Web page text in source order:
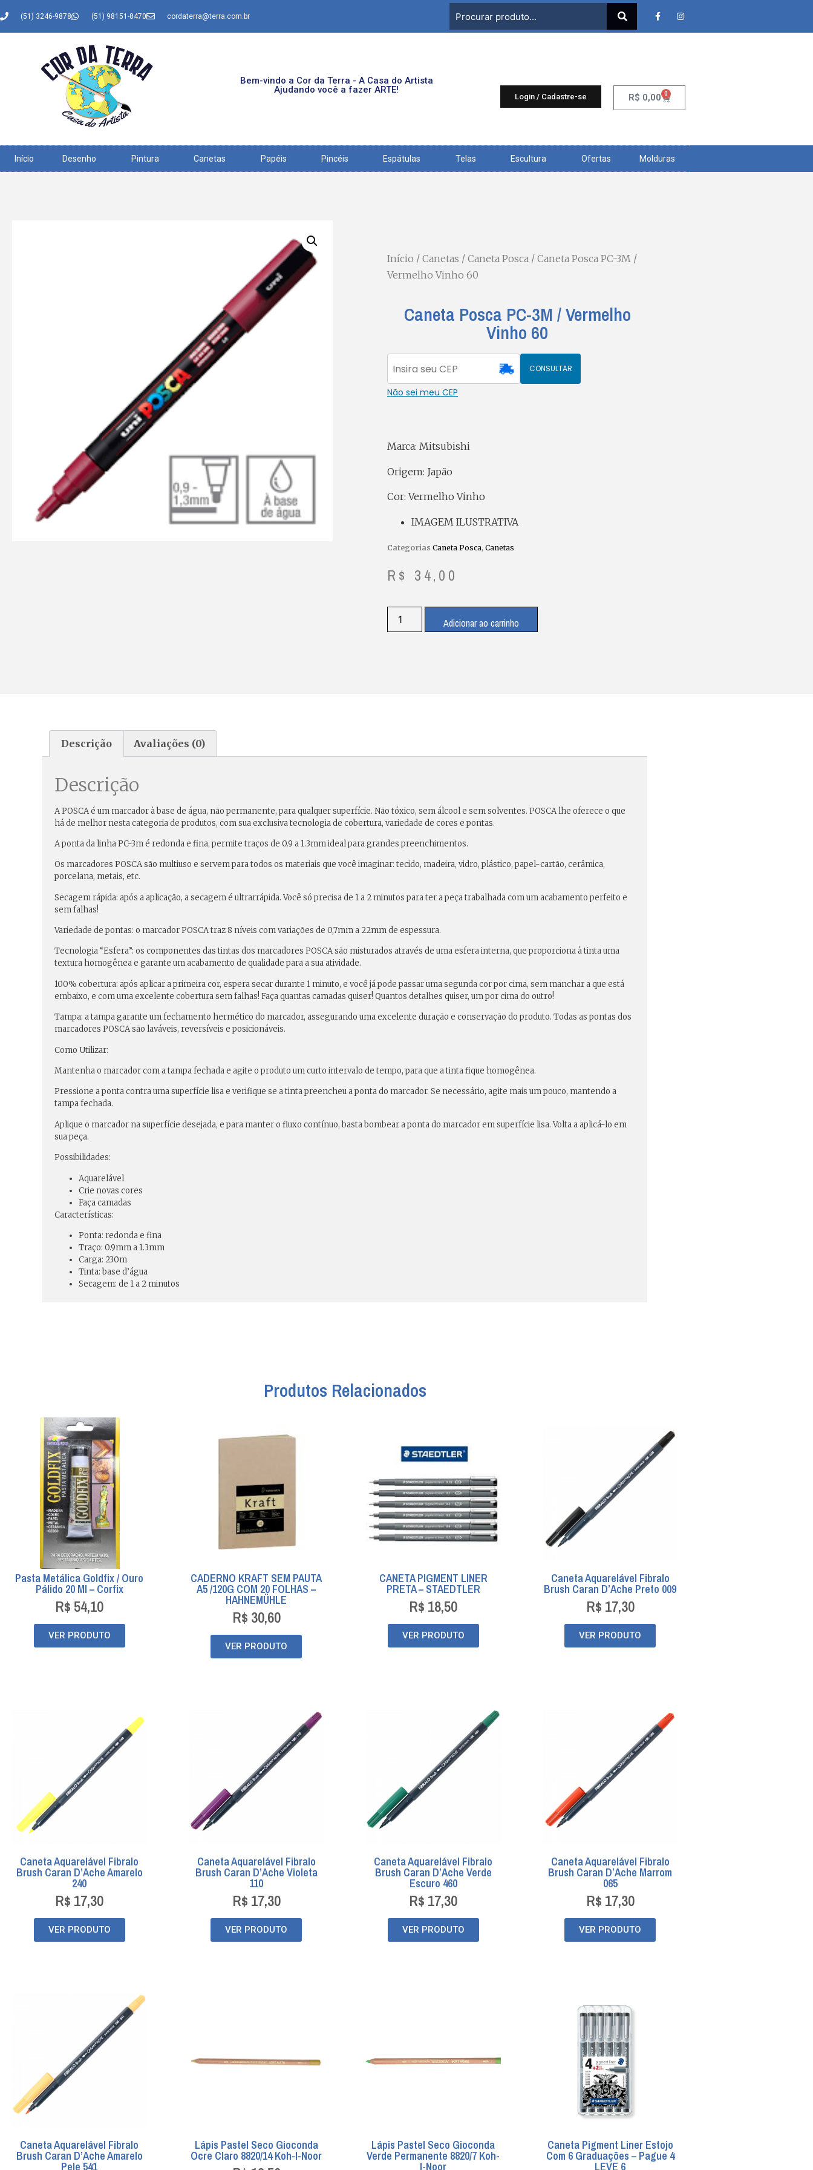
(51) 3246-9878 (51) 98151-8470 cordaterra@terra.com.br
Bem-vindo a Cor da Terra - A Casa do Artista
Ajudando você a fazer ARTE!
Login / Cadastre-se R$ 0,00 0
Início Desenho Pintura Canetas Papéis Pincéis Espátulas Telas Escultura Ofertas Molduras
Início / Canetas / Caneta Posca / Caneta Posca PC-3M /
Vermelho Vinho 60
Caneta Posca PC-3M / Vermelho
Vinho 60
CONSULTAR
Não sei meu CEP
Marca: Mitsubishi
Origem: Japão
Cor: Vermelho Vinho
IMAGEM ILUSTRATIVA
Categorias Caneta Posca, Canetas
R$ 34,00
Adicionar ao carrinho
Descrição Avaliações (0)
Descrição
A POSCA é um marcador à base de água, não permanente, para qualquer superfície. Não tóxico, sem álcool e sem solventes. POSCA lhe oferece o que
há de melhor nesta categoria de produtos, com sua exclusiva tecnologia de cobertura, variedade de cores e pontas.
A ponta da linhaPC-3m é redonda e fina, permite traços de 0.9 a 1.3mmideal para grandes preenchimentos.
Os marcadores POSCA são multiuso e servem para todos os materiais que você imaginar: tecido, madeira, vidro, plástico, papel-cartão, cerâmica,
porcelana, metais, etc.
Secagem rápida: após a aplicação, a secagem é ultrarrápida. Você só precisa de 1 a 2 minutos para ter a peça trabalhada com um acabamento perfeito e
sem falhas!
Variedade de pontas: o marcador POSCA traz 8 níveis com variações de 0,7mm a 22mm de espessura.
Tecnologia “Esfera”: os componentes das tintas dos marcadores POSCA são misturados através de uma esfera interna, que proporciona à tinta uma
textura homogênea e garante um acabamento de qualidade para a sua atividade.
100% cobertura: após aplicar a primeira cor, espera secar durante 1 minuto, e você já pode passar uma segunda cor por cima, sem manchar a que está
embaixo, e com uma excelente cobertura sem falhas! Faça quantas camadas quiser! Quantos detalhes quiser, um por cima do outro!
Tampa: a tampa garante um fechamento hermético do marcador, assegurando uma excelente duração e conservação do produto. Todas as pontas dos
marcadores POSCA são laváveis, reversíveis e posicionáveis.
Como Utilizar:
Mantenha o marcador com a tampa fechada e agite o produto um curto intervalo de tempo, para que a tinta fique homogênea.
Pressione a ponta contra uma superfície lisa e verifique se a tinta preencheu a ponta do marcador. Se necessário, agite mais um pouco, mantendo a
tampa fechada.
Aplique o marcador na superfície desejada, e para manter o fluxo contínuo, basta bombear a ponta do marcador em superfície lisa. Volta a aplicá-lo em
sua peça.
Possibilidades:
Aquarelável
Crie novas cores
Faça camadas
Características:
Ponta: redonda e fina
Traço: 0.9mm a 1.3mm
Carga: 230m
Tinta: base d’água
Secagem: de 1 a 2 minutos
Produtos Relacionados
Pasta Metálica Goldfix / Ouro
Pálido 20 Ml – Corfix
R$ 54,10
VER PRODUTO
CADERNO KRAFT SEM PAUTA
A5 /120G COM 20 FOLHAS –
HAHNEMÜHLE
R$ 30,60
VER PRODUTO
CANETA PIGMENT LINER
PRETA – STAEDTLER
R$ 18,50
VER PRODUTO
Caneta Aquarelável Fibralo
Brush Caran D’Ache Preto 009
R$ 17,30
VER PRODUTO
Caneta Aquarelável Fibralo
Brush Caran D’Ache Amarelo
240
R$ 17,30
VER PRODUTO
Caneta Aquarelável Fibralo
Brush Caran D’Ache Violeta
110
R$ 17,30
VER PRODUTO
Caneta Aquarelável Fibralo
Brush Caran D’Ache Verde
Escuro 460
R$ 17,30
VER PRODUTO
Caneta Aquarelável Fibralo
Brush Caran D’Ache Marrom
065
R$ 17,30
VER PRODUTO
Caneta Aquarelável Fibralo
Brush Caran D’Ache Amarelo
Pele 541
Lápis Pastel Seco Gioconda
Ocre Claro 8820/14 Koh-I-Noor
Lápis Pastel Seco Gioconda
Verde Permanente 8820/7 Koh-
I-Noor
Caneta Pigment Liner Estojo
Com 6 Graduações – Pague 4
LEVE 6